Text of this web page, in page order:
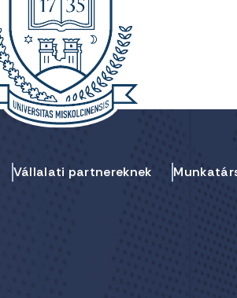
Vállalati partnereknek